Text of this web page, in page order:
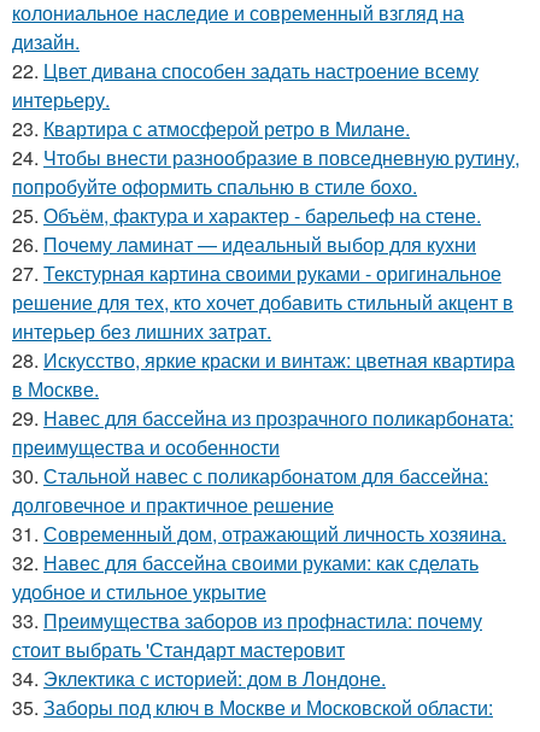
колониальное наследие и современный взгляд на
дизайн.
22. Цвет дивана способен задать настроение всему
интерьеру.
23. Квартира с атмосферой ретро в Милане.
24. Чтобы внести разнообразие в повседневную рутину,
попробуйте оформить спальню в стиле бохо.
25. Объём, фактура и характер - барельеф на стене.
26. Почему ламинат — идеальный выбор для кухни
27. Текстурная картина своими руками - оригинальное
решение для тех, кто хочет добавить стильный акцент в
интерьер без лишних затрат.
28. Искусство, яркие краски и винтаж: цветная квартира
в Москве.
29. Навес для бассейна из прозрачного поликарбоната:
преимущества и особенности
30. Стальной навес с поликарбонатом для бассейна:
долговечное и практичное решение
31. Современный дом, отражающий личность хозяина.
32. Навес для бассейна своими руками: как сделать
удобное и стильное укрытие
33. Преимущества заборов из профнастила: почему
стоит выбрать 'Стандарт мастеровит
34. Эклектика с историей: дом в Лондоне.
35. Заборы под ключ в Москве и Московской области: